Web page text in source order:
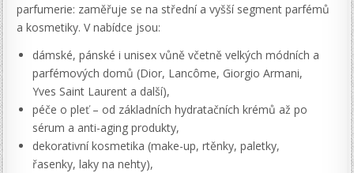
parfumerie: zaměřuje se na střední a vyšší segment parfémů
a kosmetiky. V nabídce jsou:
dámské, pánské i unisex vůně včetně velkých módních a
parfémových domů (Dior, Lancôme, Giorgio Armani,
Yves Saint Laurent a další),
péče o pleť – od základních hydratačních krémů až po
sérum a anti-aging produkty,
dekorativní kosmetika (make-up, rtěnky, paletky,
řasenky, laky na nehty),